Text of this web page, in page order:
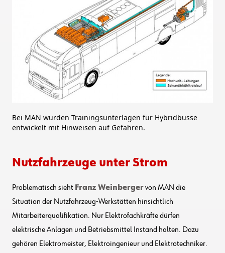
Bei MAN wurden Trainingsunterlagen für Hybridbusse
entwickelt mit Hinweisen auf Gefahren.
Nutzfahrzeuge unter Strom
Problematisch sieht Franz Weinbergervon MAN die
Situation der Nutzfahrzeug-Werkstätten hinsichtlich
Mitarbeiterqualifikation. Nur Elektrofachkräfte dürfen
elektrische Anlagen und Betriebsmittel Instand halten. Dazu
gehören Elektromeister, Elektroingenieur und Elektrotechniker.